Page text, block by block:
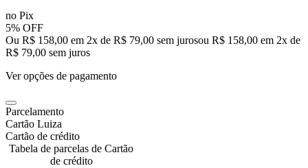
no Pix
5% OFF
Ou R$ 158,00 em 2x de R$ 79,00 sem jurosou R$ 158,00 em 2x de
R$ 79,00 sem juros
Ver opções de pagamento
Parcelamento
Cartão Luiza
Cartão de crédito
Tabela de parcelas de Cartão
de crédito